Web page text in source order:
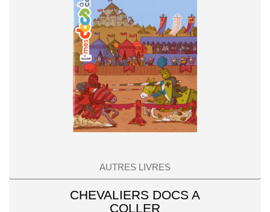
AUTRES LIVRES
CHEVALIERS DOCS A
COLLER